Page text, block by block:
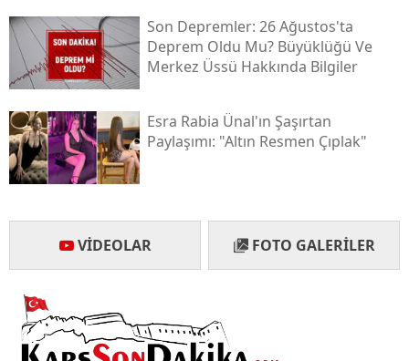
Ardahan
Yalova
Osmaniye
Düzce
Son Depremler: 26 Ağustos'ta
Deprem Oldu Mu? Büyüklüğü Ve
Merkez Üssü Hakkında Bilgiler
Esra Rabia Ünal'ın Şaşırtan
Paylaşımı: "altın Resmen Çıplak"
VIDEOLAR FOTO GALERILER